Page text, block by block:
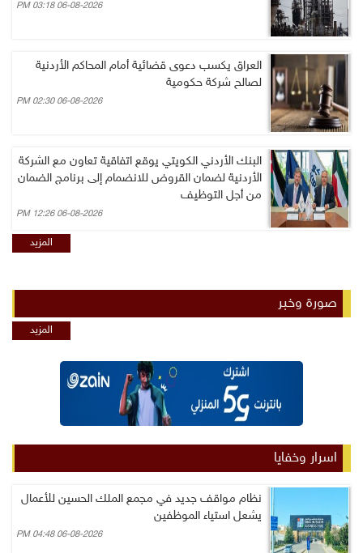
06-08-2026 03:18 PM
العراق يكسب دعوى قضائية أمام المحاكم الأردنية
لصالح شركة حكومية
06-08-2026 02:30 PM
البنك الأردني الكويتي يوقع اتفاقية تعاون مع الشركة
الأردنية لضمان القروض للانضمام إلى برنامج الضمان
من أجل التوظيف
06-08-2026 12:26 PM
المزيد
صورة وخبر
المزيد
اسرار وخفايا
نظام مواقف جديد في مجمع الملك الحسين للأعمال
يشعل استياء الموظفين
06-08-2026 04:48 PM